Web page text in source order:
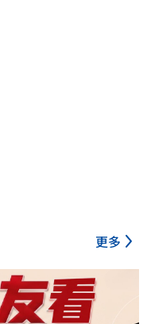
更多